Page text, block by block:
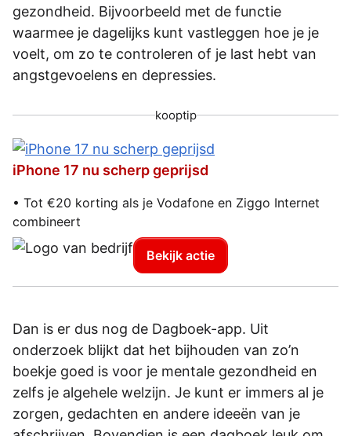
gezondheid. Bijvoorbeeld met de functie
waarmee je dagelijks kunt vastleggen hoe je je
voelt, om zo te controleren of je last hebt van
angstgevoelens en depressies.
kooptip
iPhone 17 nu scherp geprijsd
• Tot €20 korting als je Vodafone en Ziggo Internet
combineert
Bekijk actie
Dan is er dus nog de Dagboek-app. Uit
onderzoek blijkt dat het bijhouden van zo’n
boekje goed is voor je mentale gezondheid en
zelfs je algehele welzijn. Je kunt er immers al je
zorgen, gedachten en andere ideeën van je